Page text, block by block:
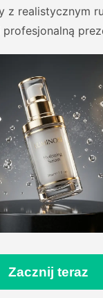
z realistycznym
profesjonalną
Zacznij teraz